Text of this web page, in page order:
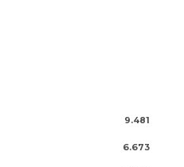
9.481
6.673